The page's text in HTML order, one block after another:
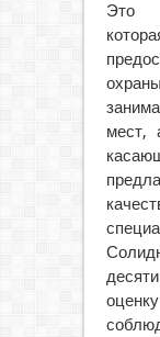
Это
мест,